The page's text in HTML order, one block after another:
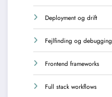
Deployment og drift
Fejlfinding og debugging
Frontend frameworks
Full stack workflows